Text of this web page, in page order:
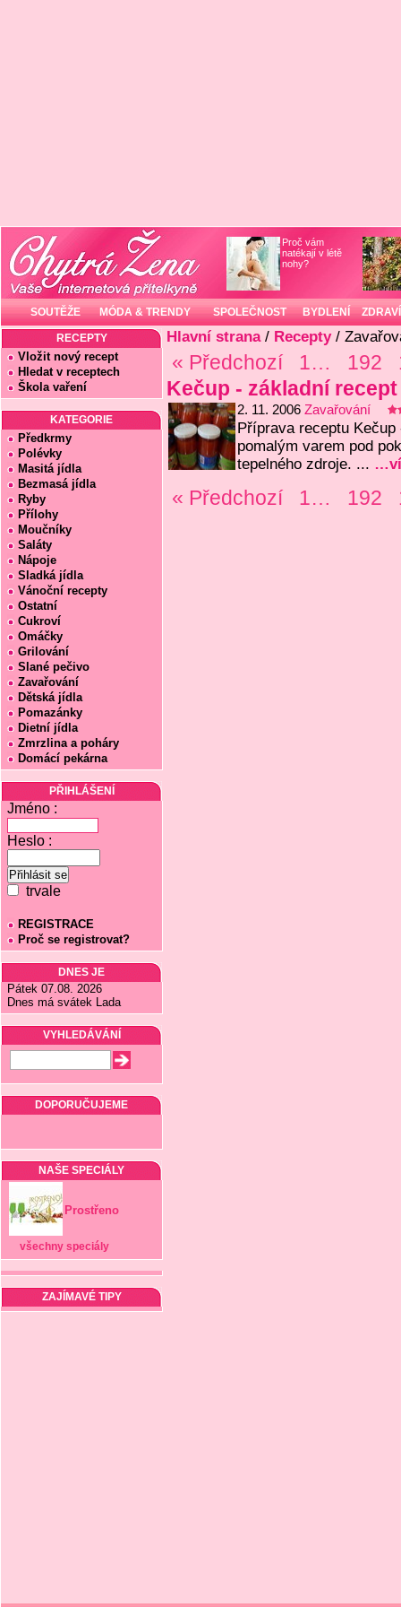
Proč vám
natékají v létě
nohy?
SOUTĚŽE MÓDA & TRENDY SPOLEČNOST BYDLENÍ ZDRAVÍ
RECEPTY
Vložit nový recept
Hledat v receptech
Škola vaření
KATEGORIE
Předkrmy
Polévky
Masitá jídla
Bezmasá jídla
Ryby
Přílohy
Moučníky
Saláty
Nápoje
Sladká jídla
Vánoční recepty
Ostatní
Cukroví
Omáčky
Grilování
Slané pečivo
Zavařování
Dětská jídla
Pomazánky
Dietní jídla
Zmrzlina a poháry
Domácí pekárna
PŘIHLÁŠENÍ
Jméno :
Heslo :
trvale
REGISTRACE
Proč se registrovat?
DNES JE
Pátek 07.08. 2026
Dnes má svátek Lada
VYHLEDÁVÁNÍ
DOPORUČUJEME
NAŠE SPECIÁLY
Prostřeno
všechny speciály
ZAJÍMAVÉ TIPY
Hlavní strana/ Recepty/
« Předchozí 1… 192
Kečup - základní recept
2. 11. 2006 Zavařování
Příprava receptu
pomalým varem pod
tepelného zdroje. ...
« Předchozí 1… 192